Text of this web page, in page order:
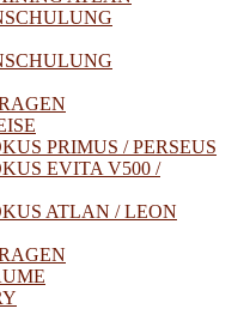
PRIMUS / PERSEUS
EVITA V500 /
ATLAN / LEON